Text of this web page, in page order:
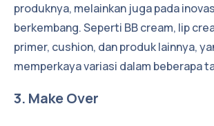
produknya, melainkan juga pada
berkembang. Seperti BB cream, lip
primer, cushion, dan produk lainnya,
memperkaya variasi dalam beberapa
3. Make Over